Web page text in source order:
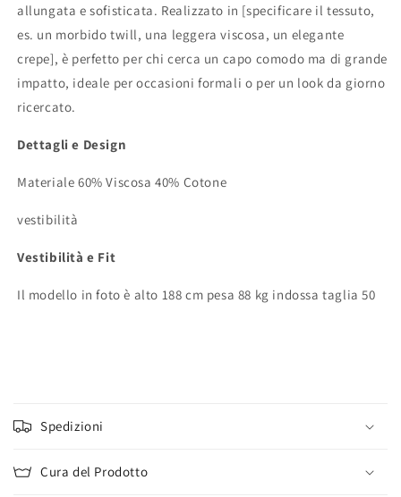
allungata e sofisticata. Realizzato in [specificare il tessuto,
es. un morbido twill, una leggera viscosa, un elegante
crepe], è perfetto per chi cerca un capo comodo ma di grande
impatto, ideale per occasioni formali o per un look da giorno
ricercato.
Dettagli e Design
Materiale 60% Viscosa 40% Cotone
vestibilità
Vestibilità e Fit
Il modello in foto è alto 188 cm pesa 88 kg indossa taglia 50
o
n
t
e
Spedizioni
Cura del Prodotto